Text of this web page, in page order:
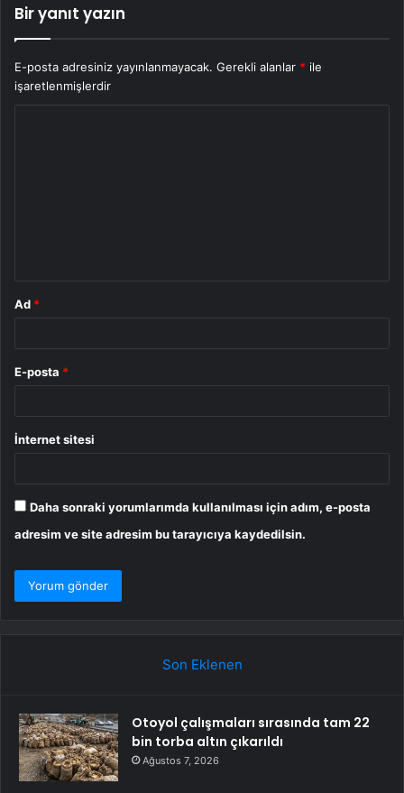
Bir yanıt yazın
E-posta adresiniz yayınlanmayacak. Gerekli alanlar * ile
işaretlenmişlerdir
Ad *
E-posta *
İnternet sitesi
Daha sonraki yorumlarımda kullanılması için adım, e-posta
adresim ve site adresim bu tarayıcıya kaydedilsin.
Son Eklenen
Otoyol çalışmaları sırasında tam 22
bin torba altın çıkarıldı
Ağustos 7, 2026